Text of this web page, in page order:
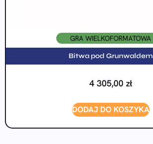
GRA WIELKOFORMATOWA
Bitwa pod Grunwaldem
4 305,00 zł
DODAJ DO KOSZYKA